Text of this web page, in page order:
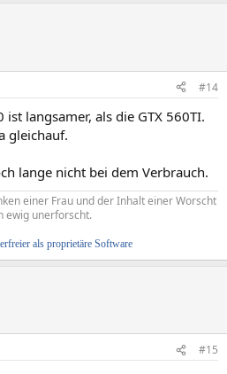
#14
ist langsamer, als die GTX 560TI.
gleichauf.
lange nicht bei dem Verbrauch.
einer Frau und der Inhalt einer Worscht
ewig unerforscht.
als proprietäre Software
#15